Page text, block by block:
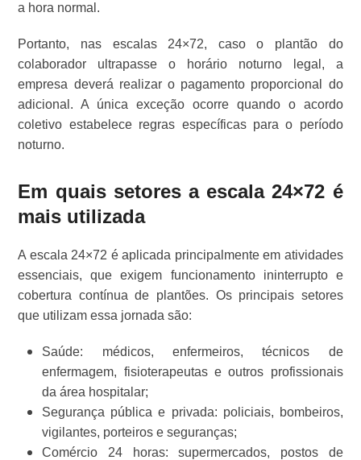
a hora normal.
Portanto, nas escalas 24×72, caso o plantão do
colaborador ultrapasse o horário noturno legal, a
empresa deverá realizar o pagamento proporcional do
adicional. A única exceção ocorre quando o acordo
coletivo estabelece regras específicas para o período
noturno.
Em quais setores a escala 24×72 é
mais utilizada
A escala 24×72 é aplicada principalmente em atividades
essenciais, que exigem funcionamento ininterrupto e
cobertura contínua de plantões. Os principais setores
que utilizam essa jornada são:
Saúde: médicos, enfermeiros, técnicos de
enfermagem, fisioterapeutas e outros profissionais
da área hospitalar;
Segurança pública e privada: policiais, bombeiros,
vigilantes, porteiros e seguranças;
Comércio 24 horas: supermercados, postos de